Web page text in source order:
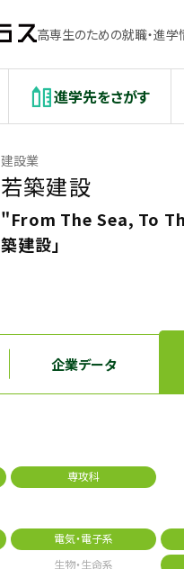
高専生のための就職・進学
進学先をさがす
建設業
若築建設
"From The Sea, To
築建設」
企業データ
専攻科
電気・電子系
生物・生命系